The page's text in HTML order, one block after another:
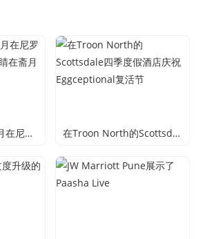
在斋月期间，在斋月在尼罗广场的四季酒店的眼睛在斋月期间的节奏 在Troon North的Scottsdale四季度假酒店庆祝Eggceptional复活节